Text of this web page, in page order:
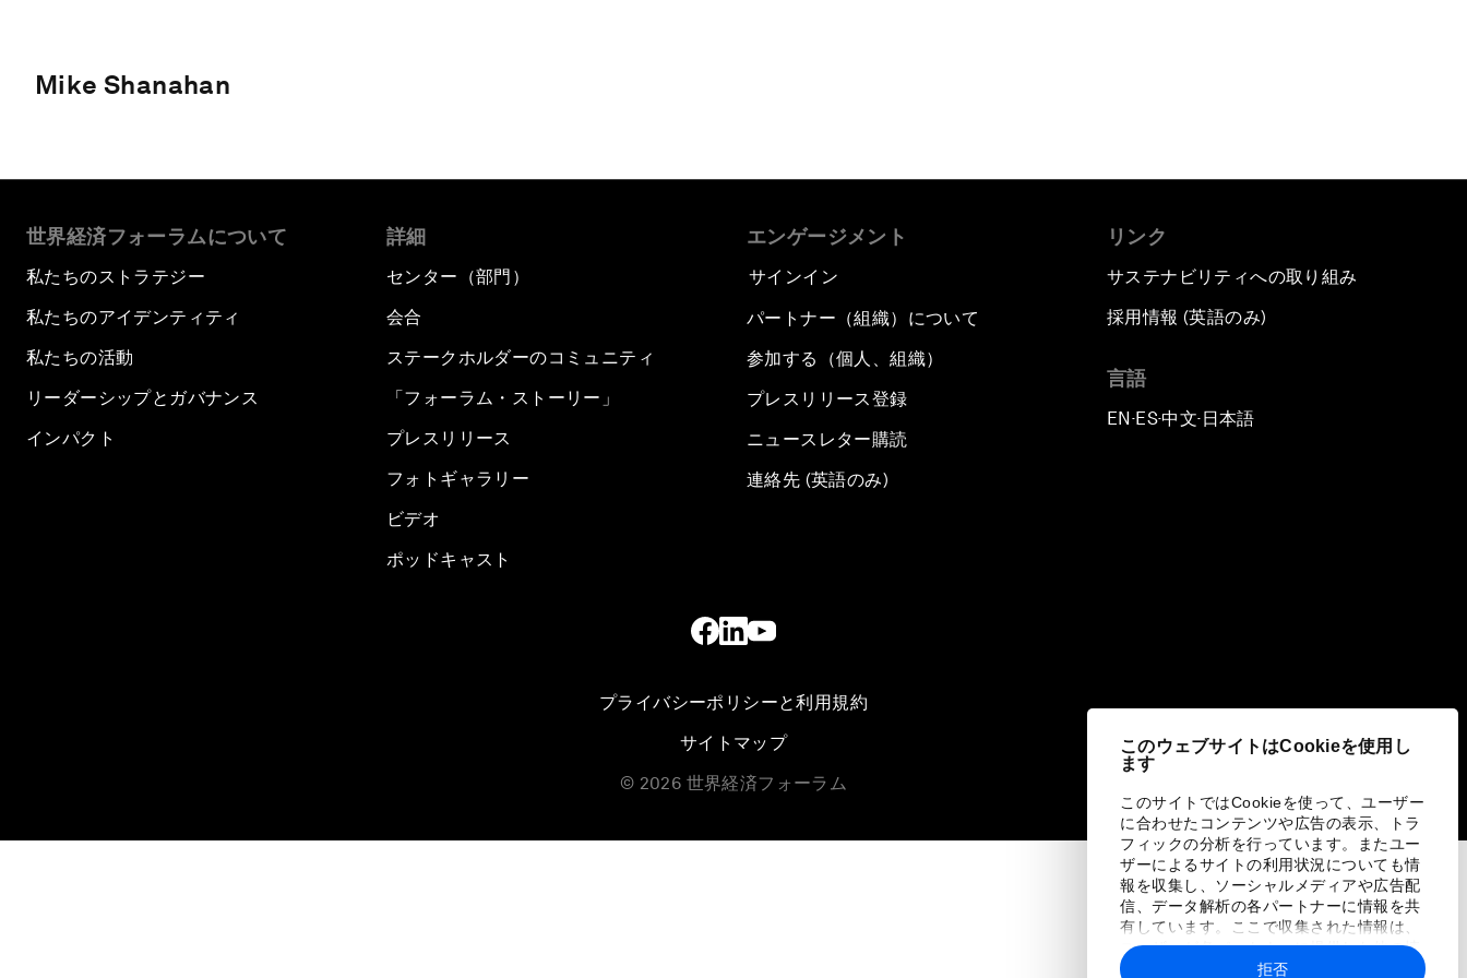
このウェブサイトはCookieを使用し
ます
このサイトではCookieを使って、ユーザー
に合わせたコンテンツや広告の表示、トラ
フィックの分析を行っています。またユー
ザーによるサイトの利用状況についても情
報を収集し、ソーシャルメディアや広告配
信、データ解析の各パートナーに情報を共
有しています。ここで収集された情報は、
ユーザーが各パートナーに提供した他の情
報や各パートナーのサービスを使用した際
拒否
Mike Shanahan
世界経済フォーラムについて
私たちのストラテジー
私たちのアイデンティティ
私たちの活動
リーダーシップとガバナンス
インパクト
詳細
センター（部門）
会合
ステークホルダーのコミュニティ
「フォーラム・ストーリー」
プレスリリース
フォトギャラリー
ビデオ
ポッドキャスト
エンゲージメント
サインイン
パートナー（組織）について
参加する（個人、組織）
プレスリリース登録
ニュースレター購読
連絡先 (英語のみ)
リンク
サステナビリティへの取り組み
採用情報 (英語のみ)
言語
EN ▪ES▪中文▪ 日本語
プライバシーポリシーと利用規約
サイトマップ
© 2026 世界経済フォーラム